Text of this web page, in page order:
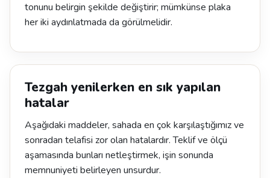
tonunu belirgin şekilde değiştirir; mümkünse plaka
her iki aydınlatmada da görülmelidir.
Tezgah yenilerken en sık yapılan
hatalar
Aşağıdaki maddeler, sahada en çok karşılaştığımız ve
sonradan telafisi zor olan hatalardır. Teklif ve ölçü
aşamasında bunları netleştirmek, işin sonunda
memnuniyeti belirleyen unsurdur.